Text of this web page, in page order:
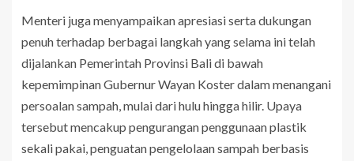
Menteri juga menyampaikan apresiasi serta dukungan
penuh terhadap berbagai langkah yang selama ini telah
dijalankan Pemerintah Provinsi Bali di bawah
kepemimpinan Gubernur Wayan Koster dalam menangani
persoalan sampah, mulai dari hulu hingga hilir. Upaya
tersebut mencakup pengurangan penggunaan plastik
sekali pakai, penguatan pengelolaan sampah berbasis